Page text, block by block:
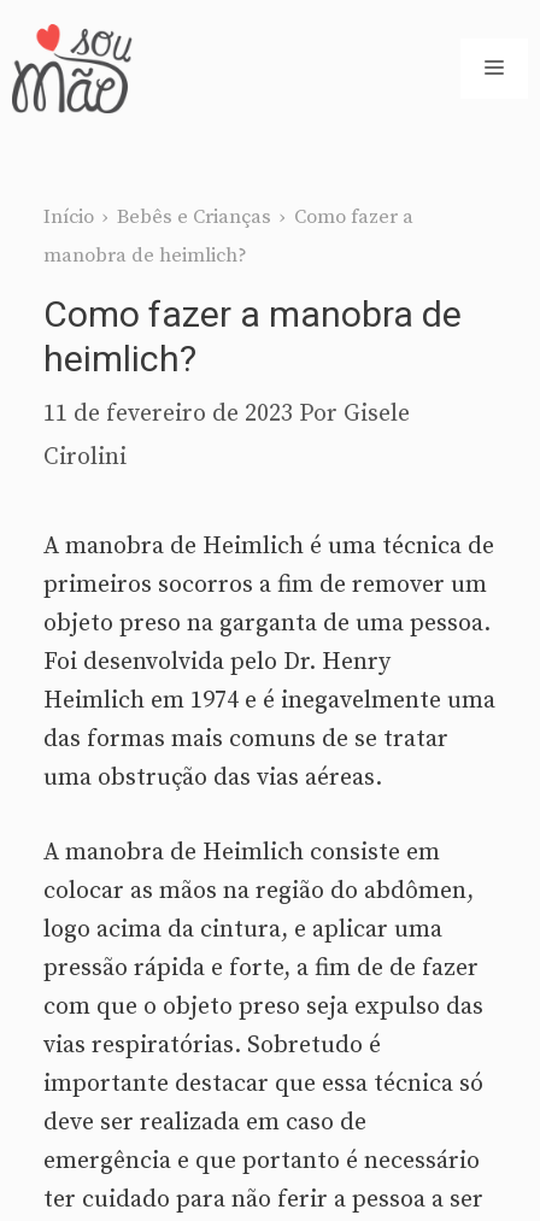
Pular
para
Início › Bebês e Crianças › Como fazer a
manobra de heimlich?
Como fazer a manobra de
heimlich?
11 de fevereiro de 2023 Por Gisele
Cirolini
A manobra de Heimlich é uma técnica de
primeiros socorros a fim de remover um
objeto preso na garganta de uma pessoa.
Foi desenvolvida pelo Dr. Henry
Heimlich em 1974 e é inegavelmente uma
das formas mais comuns de se tratar
uma obstrução das vias aéreas.
A manobra de Heimlich consiste em
colocar as mãos na região do abdômen,
logo acima da cintura, e aplicar uma
pressão rápida e forte, a fim de de fazer
com que o objeto preso seja expulso das
vias respiratórias. Sobretudo é
importante destacar que essa técnica só
deve ser realizada em caso de
emergência e que portanto é necessário
ter cuidado para não ferir a pessoa a ser